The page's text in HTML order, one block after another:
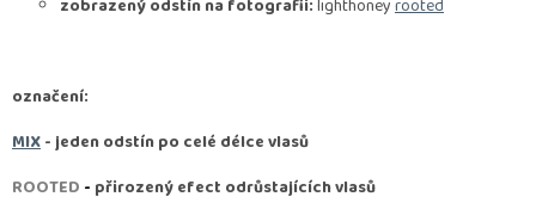
zobrazený odstín na fotografii:lighthoneyrooted
označení:
MIX- jeden odstín po celé délce vlasů
ROOTED - přirozený efect odrůstajících vlasů